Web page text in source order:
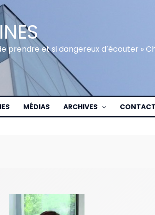
prendre et si dangereux d’écouter »
MÉDIAS ARCHIVES CONTACT